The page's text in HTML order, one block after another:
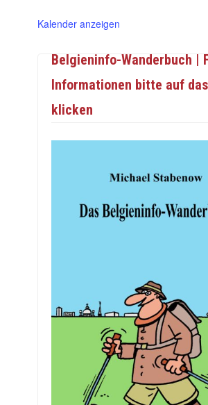
Kalender anzeigen
Belgieninfo-Wanderbuch |
Informationen bitte auf
klicken